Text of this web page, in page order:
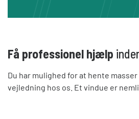
Få professionel hjælp
Du har mulighed for at hente
vejledning hos os. Et vindue er